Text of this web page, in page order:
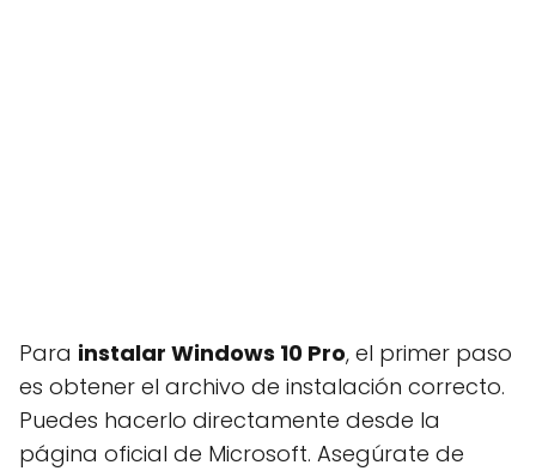
Para instalar Windows 10 Pro, el primer paso
es obtener el archivo de instalación correcto.
Puedes hacerlo directamente desde la
página oficial de Microsoft. Asegúrate de